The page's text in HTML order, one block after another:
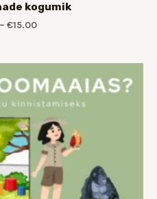
kogumik
– €15.00
€8.00
kuni
€14.00